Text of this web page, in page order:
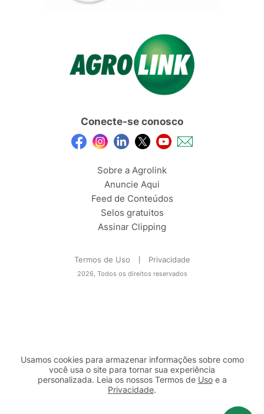
Conecte-se conosco
Sobre a Agrolink
Anuncie Aqui
Feed de Conteúdos
Selos gratuitos
Assinar Clipping
Termos de Uso Privacidade
2026, Todos os direitos reservados
Usamos cookies para armazenar informações sobre como
você usa o site para tornar sua experiência
personalizada. Leia os nossos Termos de Usoe a
Privacidade.